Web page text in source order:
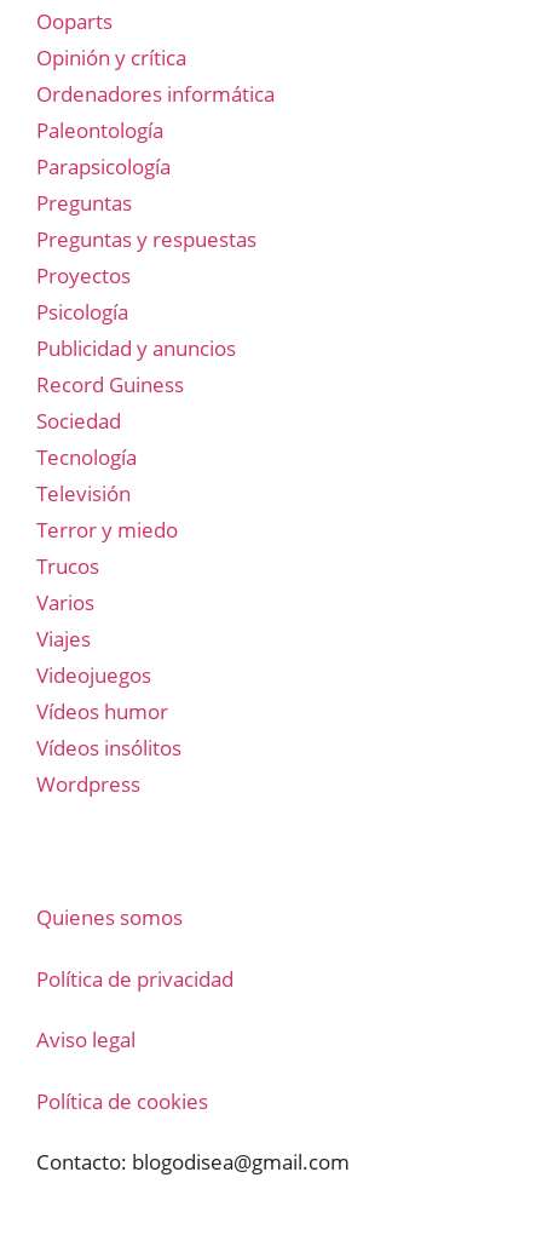
Ooparts
Opinión y crítica
Ordenadores informática
Paleontología
Parapsicología
Preguntas
Preguntas y respuestas
Proyectos
Psicología
Publicidad y anuncios
Record Guiness
Sociedad
Tecnología
Televisión
Terror y miedo
Trucos
Varios
Viajes
Videojuegos
Vídeos humor
Vídeos insólitos
Wordpress
Quienes somos
Política de privacidad
Aviso legal
Política de cookies
Contacto: blogodisea@gmail.com